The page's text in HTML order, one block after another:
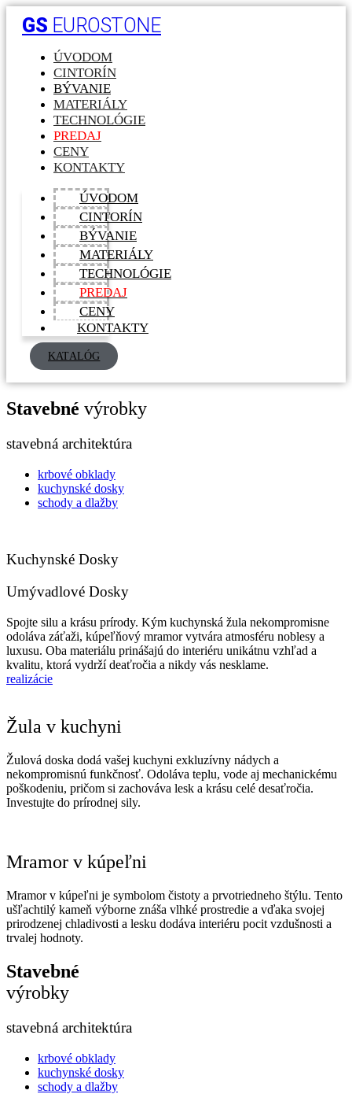
GS EUROSTONE
ÚVODOM
CINTORÍN
BÝVANIE
MATERIÁLY
TECHNOLÓGIE
PREDAJ
CENY
KONTAKTY
ÚVODOM
CINTORÍN
BÝVANIE
MATERIÁLY
TECHNOLÓGIE
PREDAJ
CENY
KONTAKTY
KATALÓG
Stavebné výrobky
stavebná architektúra
krbové obklady
kuchynské dosky
schody a dlažby
Kuchynské Dosky
Umývadlové Dosky
Spojte silu a krásu prírody. Kým kuchynská žula nekompromisne
odoláva záťaži, kúpeľňový mramor vytvára atmosféru noblesy a
luxusu. Oba materiálu prinášajú do interiéru unikátnu vzhľad a
kvalitu, ktorá vydrží deaťročia a nikdy vás nesklame.
realizácie
Žula v kuchyni
Žulová doska dodá vašej kuchyni exkluzívny nádych a
nekompromisnú funkčnosť. Odoláva teplu, vode aj mechanickému
poškodeniu, pričom si zachováva lesk a krásu celé desaťročia.
Investujte do prírodnej sily.
Mramor v kúpeľni
Mramor v kúpeľni je symbolom čistoty a prvotriedneho štýlu. Tento
ušľachtilý kameň výborne znáša vlhké prostredie a vďaka svojej
prirodzenej chladivosti a lesku dodáva interiéru pocit vzdušnosti a
trvalej hodnoty.
Stavebné
výrobky
stavebná architektúra
krbové obklady
kuchynské dosky
schody a dlažby